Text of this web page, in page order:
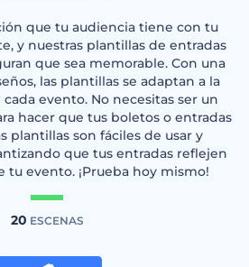
que tu audiencia tiene con tu
y nuestras plantillas de entradas
que sea memorable. Con una
las plantillas se adaptan a la
evento. No necesitas ser un
hacer que tus boletos o entradas
plantillas son fáciles de usar y
que tus entradas reflejen
tu evento. ¡Prueba hoy mismo!
20 ESCENAS